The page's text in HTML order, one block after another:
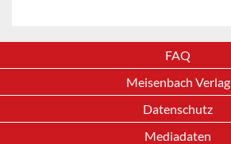
FAQ
Meisenbach Verlag
Datenschutz
Mediadaten